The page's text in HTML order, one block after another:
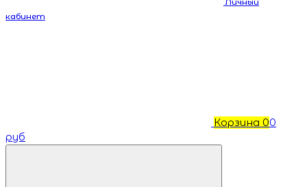
кабинет
Корзина 00
руб